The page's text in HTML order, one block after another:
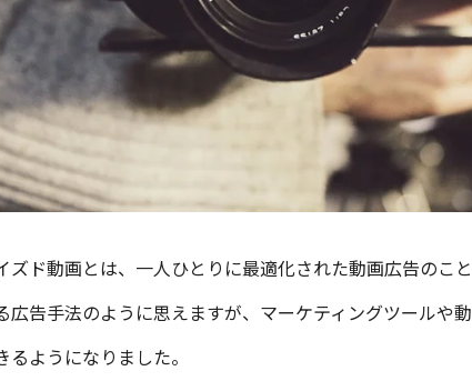
ズド動画とは、一人ひとりに最適化された動画広告の
広告手法のように思えますが、マーケティングツールや
るようになりました。